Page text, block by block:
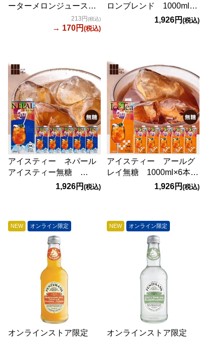
ーターメロンジュース
213円(税込)
→ 170円(税込)
ロンブレンド 1000ml×6
本【賞味期限：1,926円 (税込)
アイスティー ネパール
アイスティー無糖
1000ml×6本【賞味期限：
1,926円(税込)
アイスティー アールグ
レイ無糖 1000ml×6本
【賞味期限：2027/6/10】
1,926円 (税込)
NEW オンライン限定
オンラインストア限定
NEW オンライン限定
オンラインストア限定